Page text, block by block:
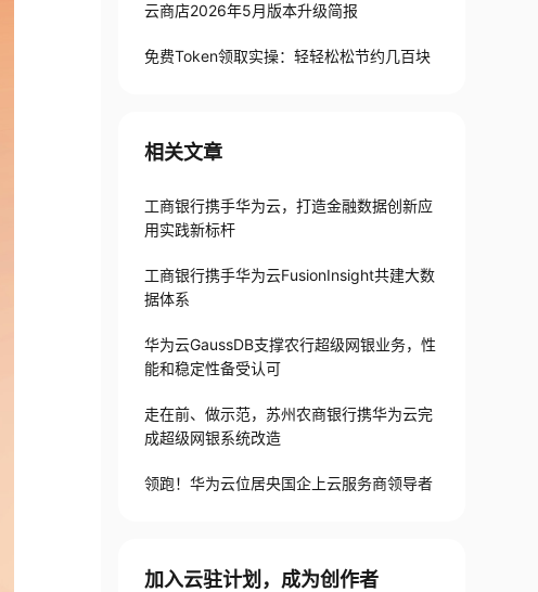
云商店2026年5月版本升级简报
免费Token领取实操：轻轻松松节约几百块
相关文章
工商银行携手华为云，打造金融数据创新应
用实践新标杆
工商银行携手华为云FusionInsight共建大数
据体系
华为云GaussDB支撑农行超级网银业务，性
能和稳定性备受认可
走在前、做示范，苏州农商银行携华为云完
成超级网银系统改造
领跑！华为云位居央国企上云服务商领导者
加入云驻计划，成为创作者